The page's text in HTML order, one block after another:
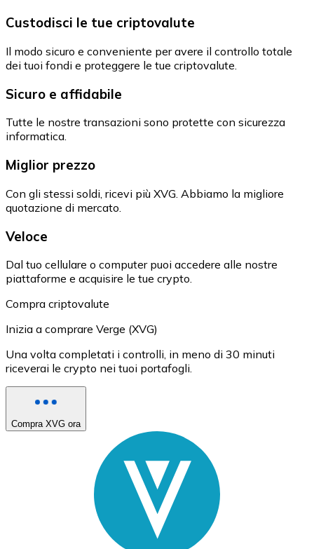
Custodisci le tue criptovalute
Il modo sicuro e conveniente per avere il controllo totale
dei tuoi fondi e proteggere le tue criptovalute.
Sicuro e affidabile
Tutte le nostre transazioni sono protette con sicurezza
informatica.
Miglior prezzo
Con gli stessi soldi, ricevi più XVG. Abbiamo la migliore
quotazione di mercato.
Veloce
Dal tuo cellulare o computer puoi accedere alle nostre
piattaforme e acquisire le tue crypto.
Compra criptovalute
Inizia a comprare Verge (XVG)
Una volta completati i controlli, in meno di 30 minuti
riceverai le crypto nei tuoi portafogli.
Compra XVG ora